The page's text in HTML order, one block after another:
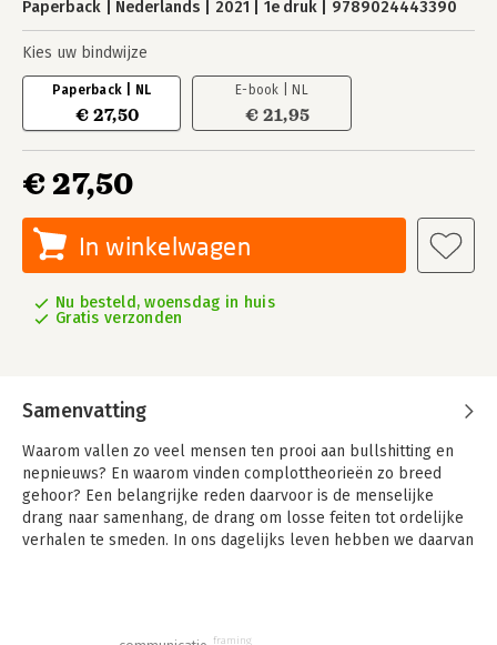
Paperback Nederlands 2021 1e druk 9789024443390
Kies uw bindwijze
Paperback | NL
€ 27,50
E-book | NL
€ 21,95
€ 27,50
In winkelwagen
Nu besteld, woensdag in huis
Gratis verzonden
Samenvatting
Waarom vallen zo veel mensen ten prooi aan bullshitting en
nepnieuws? En waarom vinden complottheorieën zo breed
gehoor? Een belangrijke reden daarvoor is de menselijke
drang naar samenhang, de drang om losse feiten tot ordelijke
verhalen te smeden. In ons dagelijks leven hebben we daarvan
framing